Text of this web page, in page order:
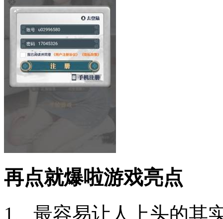
再点就爆啦游戏亮点
1、最容易让人上头的其